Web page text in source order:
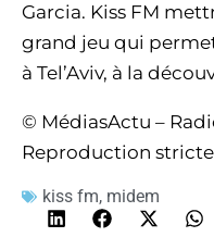
Garcia. Kiss FM
grand jeu qui
à Tel’Aviv, à la
© MédiasActu –
Reproduction
kiss fm, midem